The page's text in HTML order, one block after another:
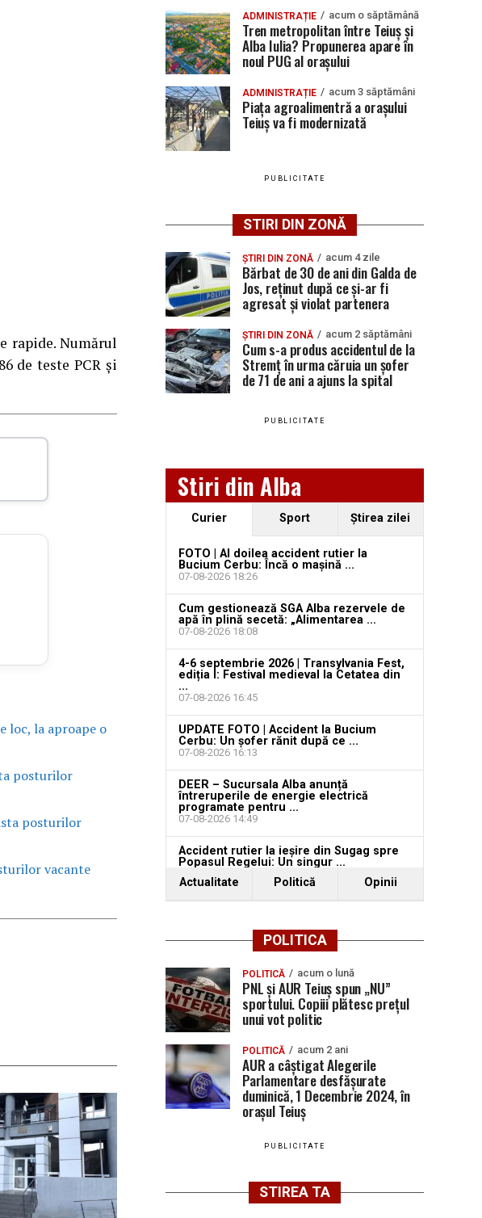
rapide. Numărul
de teste PCR și
loc, la aproape o
posturilor
posturilor
vacante
ADMINISTRAȚIE acum o săptămână
Tren metropolitan între Teiuș și
Alba Iulia? Propunerea apare în
noul PUG al orașului
ADMINISTRAȚIE acum 3 săptămâni
Piața agroalimentră a orașului
Teiuș va fi modernizată
PUBLICITATE
STIRI DIN ZONĂ
ȘTIRI DIN ZONĂ acum 4 zile
Bărbat de 30 de ani din Galda de
Jos, reținut după ce și-ar fi
agresat și violat partenera
ȘTIRI DIN ZONĂ acum 2 săptămâni
Cum s-a produs accidentul de la
Stremț în urma căruia un șofer
de 71 de ani a ajuns la spital
PUBLICITATE
Stiri din Alba
Curier Sport Ştirea zilei
FOTO | Al doilea accident rutier la
Bucium Cerbu: Încă o mașină ...
07-08-2026 18:26
Cum gestionează SGA Alba rezervele de
apă în plină secetă: „Alimentarea ...
07-08-2026 18:08
4-6 septembrie 2026 | Transylvania Fest,
ediția I: Festival medieval la Cetatea din
...
07-08-2026 16:45
UPDATE FOTO | Accident la Bucium
Cerbu: Un șofer rănit după ce ...
07-08-2026 16:13
DEER – Sucursala Alba anunță
întreruperile de energie electrică
programate pentru ...
07-08-2026 14:49
Accident rutier la ieșire din Sugag spre
Popasul Regelui: Un singur ...
Actualitate Politică Opinii
POLITICA
POLITICĂ acum o lună
PNL și AUR Teiuș spun „NU”
sportului. Copiii plătesc prețul
unui vot politic
POLITICĂ acum 2 ani
AUR a câștigat Alegerile
Parlamentare desfășurate
duminică, 1 Decembrie 2024, în
orașul Teiuș
PUBLICITATE
STIREA TA